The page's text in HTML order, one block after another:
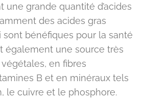
une grande quantité d’acides
des acides gras
bénéfiques pour la santé
également une source très
en fibres
B et en minéraux tels
le cuivre et le phosphore.